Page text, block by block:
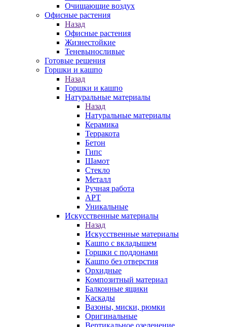
Очищающие воздух
Офисные растения
Назад
Офисные растения
Жизнестойкие
Теневыносливые
Готовые решения
Горшки и кашпо
Назад
Горшки и кашпо
Натуральные материалы
Назад
Натуральные материалы
Керамика
Терракота
Бетон
Гипс
Шамот
Стекло
Металл
Ручная работа
АРТ
Уникальные
Искусственные материалы
Назад
Искусственные материалы
Кашпо с вкладышем
Горшки с поддонами
Кашпо без отверстия
Орхидные
Композитный материал
Балконные ящики
Каскады
Вазоны, миски, рюмки
Оригинальные
Вертикальное озеленение